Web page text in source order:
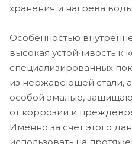
хранения и нагрева
Особенностью
высокая устойчивость к
специализированных
из нержавеющей стали,
особой эмалью,
от коррозии и
Именно за счет этого